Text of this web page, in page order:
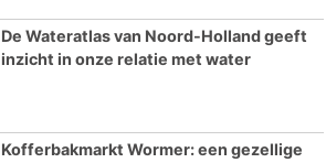
De Wateratlas van Noord-Holland geeft
inzicht in onze relatie met water
Kofferbakmarkt Wormer: een gezellige